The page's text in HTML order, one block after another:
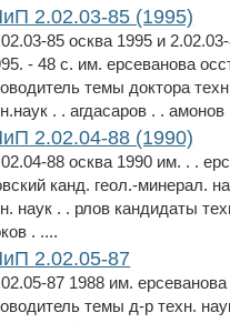
2.02.03-85 (1995)
85 осква 1995 и
- 48 с. им. ерсеванова
темы доктора
. . агдасаров . . амонов
2.02.04-88 (1990)
88 осква 1990 им. . .
канд. геол.-минерал.
наук . . рлов кандидаты
. ....
2.02.05-87
87 1988 им.
темы д-р техн.